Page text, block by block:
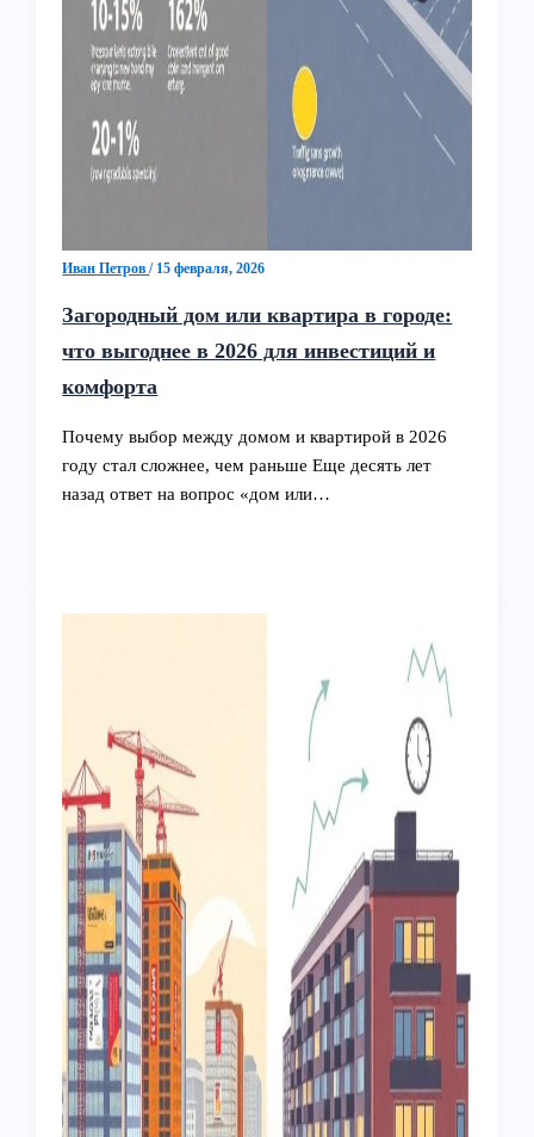
Иван Петров/ 15 февраля, 2026
Загородный дом или квартира в городе:
что выгоднее в 2026 для инвестиций и
комфорта
Почему выбор между домом и квартирой в 2026
году стал сложнее, чем раньше Еще десять лет
назад ответ на вопрос «дом или…